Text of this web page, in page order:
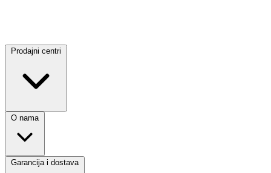
Prodajni centri
O nama
Garancija i dostava